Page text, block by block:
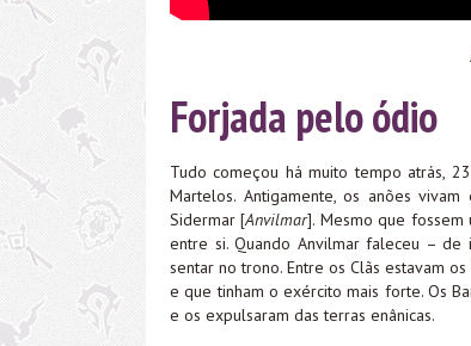
Forjada pelo ódio
Tudo começou há muito tempo atrás,
Martelos. Antigamente, os anões
Sidermar [Anvilmar]. Mesmo que fossem
entre si. Quando Anvilmar faleceu –
sentar no trono. Entre os Clãs estavam
e que tinham o exército mais forte. Os
e os expulsaram das terras enânicas.